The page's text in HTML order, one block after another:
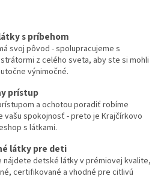
s príbehom
svoj pôvod - spolupracujeme s
z celého sveta, aby ste si mohli
výnimočné.
prístup
a ochotou poradiť robíme
vašu spokojnosť - preto je Krajčírkovo
s látkami.
látky pre deti
nájdete detské látky v prémiovej kvalite,
certifikované a vhodné pre citlivú